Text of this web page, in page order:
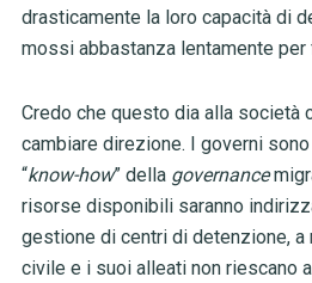
drasticamente la loro capacità di
mossi abbastanza lentamente per
Credo che questo dia alla società
cambiare direzione. I governi
“know-how” della governance
risorse disponibili saranno
gestione di centri di detenzione, a
civile e i suoi alleati non riescano